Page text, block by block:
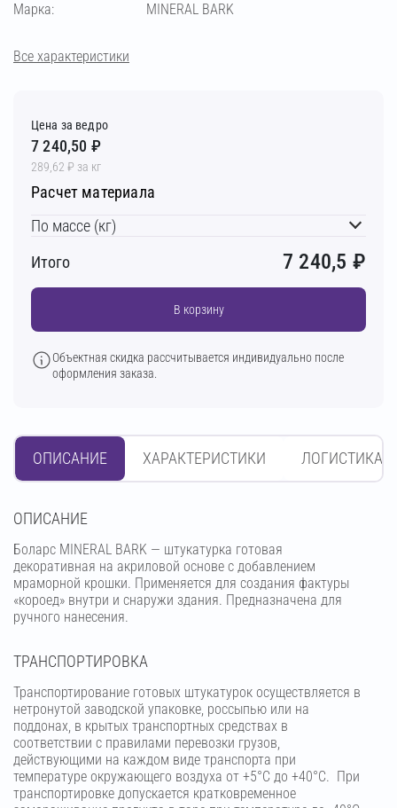
Марка:
MINERAL BARK
Все характеристики
Цена за ведро
7 240,50 ₽
289,62 ₽ за кг
Расчет материала
По массе (кг)
Итого
7 240,5 ₽
В корзину
Объектная скидка рассчитывается индивидуально после
оформления заказа.
ОПИСАНИЕ ХАРАКТЕРИСТИКИ ЛОГИСТИКА
OПИСАНИЕ
Боларс MINERAL BARK — штукатурка готовая
декоративная на акриловой основе с добавлением
мраморной крошки. Применяется для создания фактуры
«короед» внутри и снаружи здания. Предназначена для
ручного нанесения.
ТРАНСПОРТИРОВКА
Транспортирование готовых штукатурок осуществляется в
нетронутой заводской упаковке, россыпью или на
поддонах, в крытых транспортных средствах в
соответствии с правилами перевозки грузов,
действующими на каждом виде транспорта при
температуре окружающего воздуха от +5°С до +40°С. При
транспортировке допускается кратковременное